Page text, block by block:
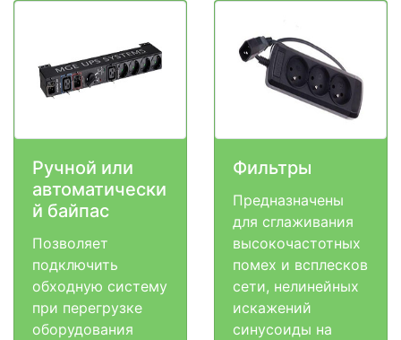
Ручной или
автоматически
й байпас
Позволяет
подключить
обходную систему
при перегрузке
оборудования
Фильтры
Предназначены
для сглаживания
высокочастотных
помех и всплесков
сети, нелинейных
искажений
синусоиды на